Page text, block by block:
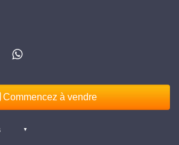
Commencez à vendre